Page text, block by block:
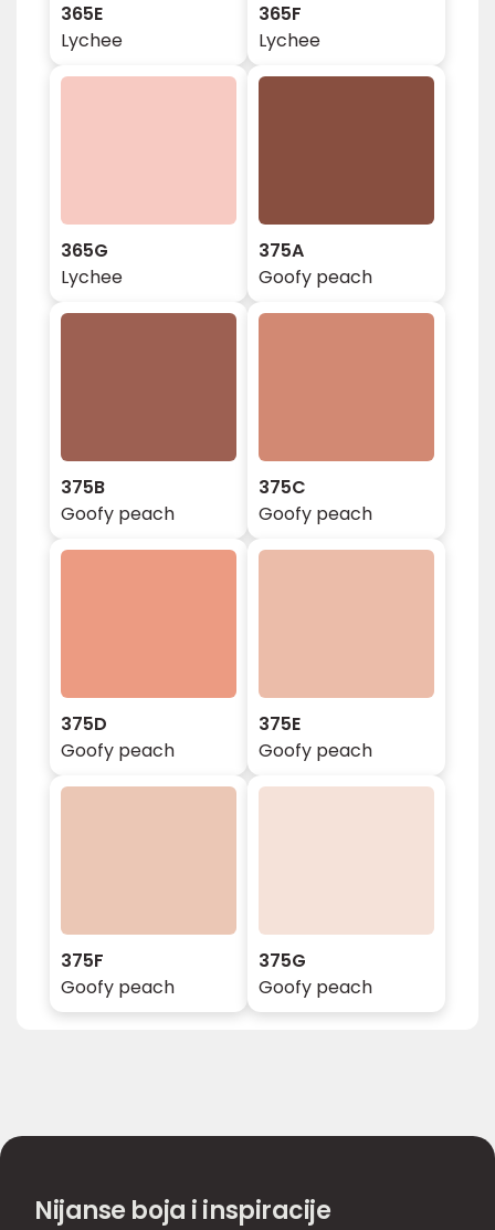
365E
Lychee
365F
Lychee
365G
Lychee
375A
Goofy peach
375B
Goofy peach
375C
Goofy peach
375D
Goofy peach
375E
Goofy peach
375F
Goofy peach
375G
Goofy peach
Nijanse boja i inspiracije